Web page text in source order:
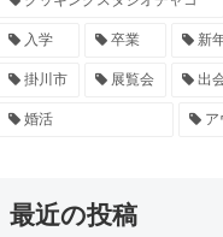
入学 卒業 新
掛川市 展覧会 出
婚活 ア
最近の投稿